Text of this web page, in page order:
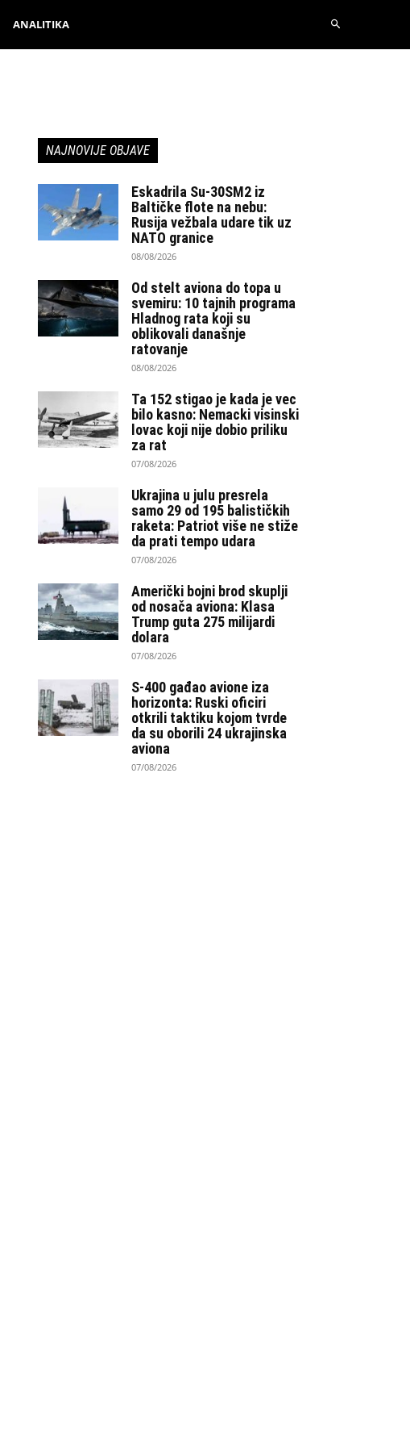
ANALITIKA
NAJNOVIJE OBJAVE
Eskadrila Su-30SM2 iz
Baltičke flote na nebu:
Rusija vežbala udare tik uz
NATO granice
08/08/2026
Od stelt aviona do topa u
svemiru: 10 tajnih programa
Hladnog rata koji su
oblikovali današnje
ratovanje
08/08/2026
Ta 152 stigao je kada je vec
bilo kasno: Nemacki visinski
lovac koji nije dobio priliku
za rat
07/08/2026
Ukrajina u julu presrela
samo 29 od 195 balističkih
raketa: Patriot više ne stiže
da prati tempo udara
07/08/2026
Američki bojni brod skuplji
od nosača aviona: Klasa
Trump guta 275 milijardi
dolara
07/08/2026
S-400 gađao avione iza
horizonta: Ruski oficiri
otkrili taktiku kojom tvrde
da su oborili 24 ukrajinska
aviona
07/08/2026